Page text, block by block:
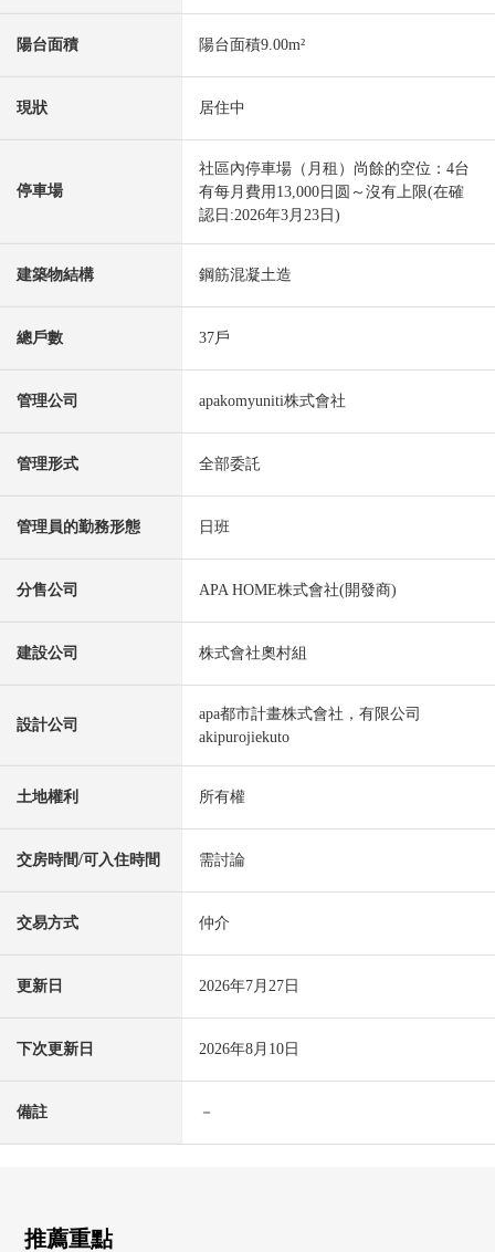
陽台面積 陽台面積9.00m²
現狀 居住中
停車場
社區內停車場（月租）尚餘的空位：4台
有每月費用13,000日圆～沒有上限(在確
認日:2026年3月23日)
建築物結構 鋼筋混凝土造
總戶數 37戶
管理公司 apakomyuniti株式會社
管理形式 全部委託
管理員的勤務形態 日班
分售公司 APA HOME株式會社(開發商)
建設公司 株式會社奧村組
設計公司
apa都市計畫株式會社，有限公司
akipurojiekuto
土地權利 所有權
交房時間/可入住時間 需討論
交易方式 仲介
更新日 2026年7月27日
下次更新日 2026年8月10日
備註 －
推薦重點